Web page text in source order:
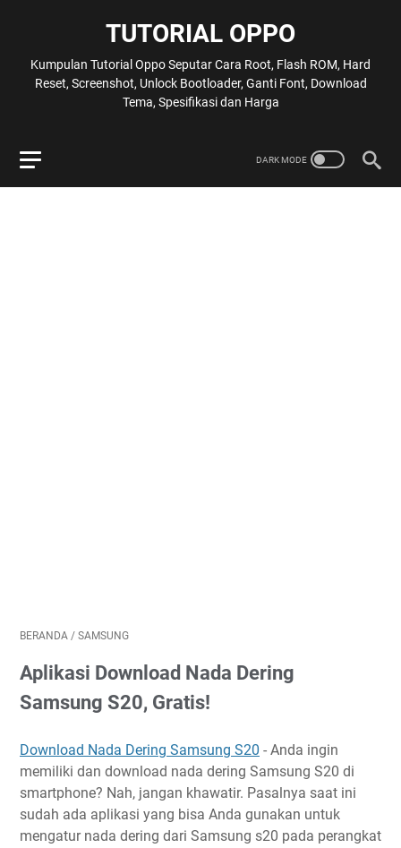
TUTORIAL OPPO
Kumpulan Tutorial Oppo Seputar Cara Root, Flash ROM, Hard
Reset, Screenshot, Unlock Bootloader, Ganti Font, Download
Tema, Spesifikasi dan Harga
BERANDA / SAMSUNG
Aplikasi Download Nada Dering
Samsung S20, Gratis!
Download Nada Dering Samsung S20 - Anda ingin
memiliki dan download nada dering Samsung S20 di
smartphone? Nah, jangan khawatir. Pasalnya saat ini
sudah ada aplikasi yang bisa Anda gunakan untuk
mengatur nada dering dari Samsung s20 pada perangkat